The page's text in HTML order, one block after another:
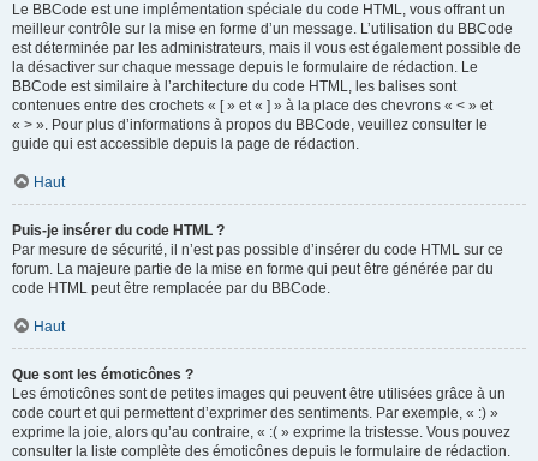
Le BBCode est une implémentation spéciale du code HTML, vous offrant un
meilleur contrôle sur la mise en forme d’un message. L’utilisation du BBCode
est déterminée par les administrateurs, mais il vous est également possible de
la désactiver sur chaque message depuis le formulaire de rédaction. Le
BBCode est similaire à l’architecture du code HTML, les balises sont
contenues entre des crochets « [ » et « ] » à la place des chevrons « < » et
« > ». Pour plus d’informations à propos du BBCode, veuillez consulter le
guide qui est accessible depuis la page de rédaction.
Haut
Puis-je insérer du code HTML ?
Par mesure de sécurité, il n’est pas possible d’insérer du code HTML sur ce
forum. La majeure partie de la mise en forme qui peut être générée par du
code HTML peut être remplacée par du BBCode.
Haut
Que sont les émoticônes ?
Les émoticônes sont de petites images qui peuvent être utilisées grâce à un
code court et qui permettent d’exprimer des sentiments. Par exemple, « :) »
exprime la joie, alors qu’au contraire, « :( » exprime la tristesse. Vous pouvez
consulter la liste complète des émoticônes depuis le formulaire de rédaction.